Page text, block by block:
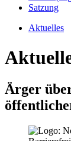
Satzung
Aktuelles
Ärger